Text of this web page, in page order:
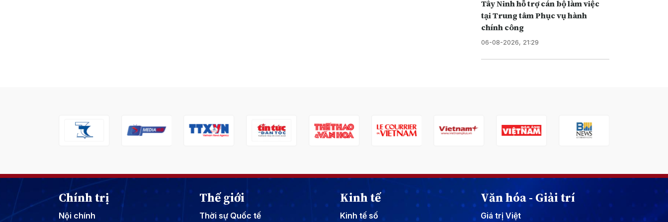
Tây Ninh hỗ trợ cán bộ làm việc
tại Trung tâm Phục vụ hành
chính công
06-08-2026, 21:29
Chính trị
Nội chính
Thế giới
Thời sự Quốc tế
Kinh tế
Kinh tế số
Văn hóa - Giải trí
Giá trị Việt